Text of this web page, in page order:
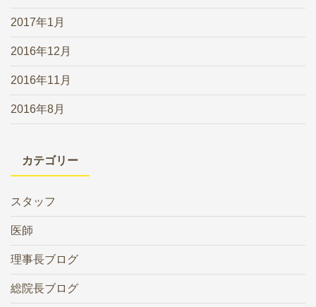
2017年1月
2016年12月
2016年11月
2016年8月
カテゴリー
スタッフ
医師
理事長ブログ
総院長ブログ